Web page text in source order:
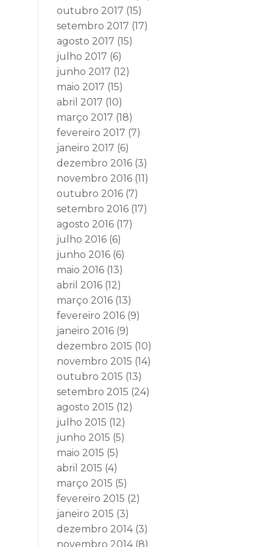
outubro 2017 (15)
setembro 2017 (17)
agosto 2017 (15)
julho 2017 (6)
junho 2017 (12)
maio 2017 (15)
abril 2017 (10)
março 2017 (18)
fevereiro 2017 (7)
janeiro 2017 (6)
dezembro 2016 (3)
novembro 2016 (11)
outubro 2016 (7)
setembro 2016 (17)
agosto 2016 (17)
julho 2016 (6)
junho 2016 (6)
maio 2016 (13)
abril 2016 (12)
março 2016 (13)
fevereiro 2016 (9)
janeiro 2016 (9)
dezembro 2015 (10)
novembro 2015 (14)
outubro 2015 (13)
setembro 2015 (24)
agosto 2015 (12)
julho 2015 (12)
junho 2015 (5)
maio 2015 (5)
abril 2015 (4)
março 2015 (5)
fevereiro 2015 (2)
janeiro 2015 (3)
dezembro 2014(3)
novembro 2014(8)